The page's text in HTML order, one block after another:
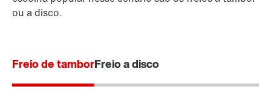
ou a disco.
Freio de tamborFreio a disco